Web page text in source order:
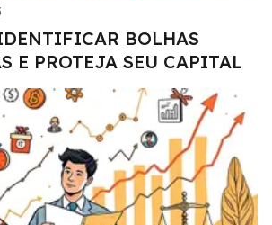
BOLHAS
E PROTEJA SEU CAPITAL